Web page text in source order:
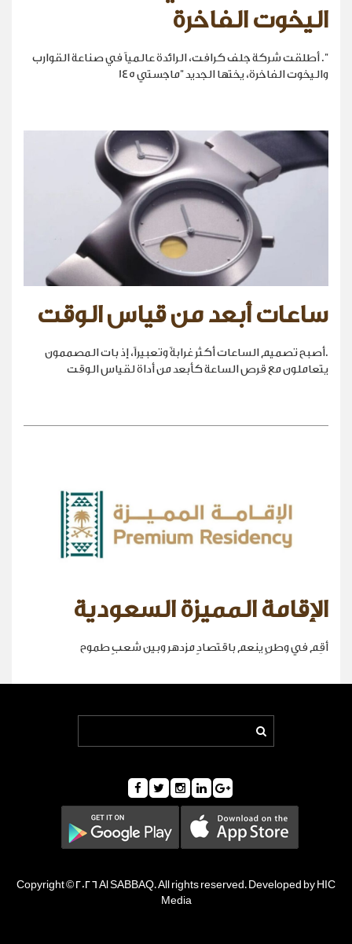
اليخوت الفاخرة
". أطلقت شركة جلف كرافت، الرائدة عالمياً في صناعة القوارب
واليخوت الفاخرة، يختها الجديد "ماجستي 145
ساعات أبعد من قياس الوقت
.أصبح تصميم الساعات أكثر غرابةً وتعبيراً، إذ بات المصممون
يتعاملون مع قرص الساعة كأبعد من أداة لقياس الوقت
الإقامة المميزة السعودية
أقِم في وطنٍ ينعم باقتصادٍ مزدهر وبين شعبٍ طموح
Copyright © 2026 Al SABBAQ. All rights reserved. Developed by HIC
Media